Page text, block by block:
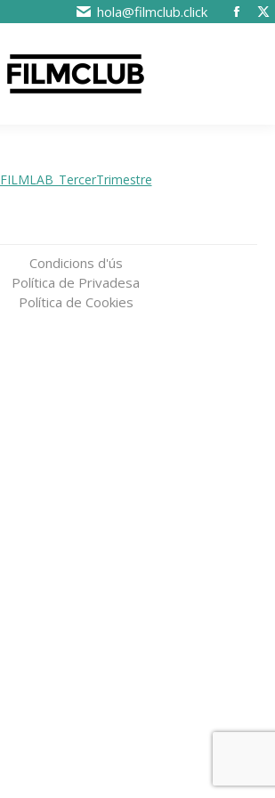
hola@filmclub.click
FILMLAB_TercerTrimestre
Condicions d'ús
Política de Privadesa
Política de Cookies